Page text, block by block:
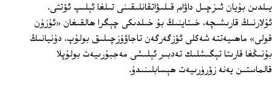
يىلدىن بۇيان ئىزچىل داۋام قىلىۋاتقانلىقىنى تىلغا ئېلىپ ئۆتتى.
ئۇلارنىڭ قارىشىچە، خىتاينىڭ بۇ خىلدىكى چېگرا ھالقىغان «ئۇزۇن
قولى» ماھىيەتتە شەكلى ئۆزگەرگەن تاجاۋۇزچىلىق بولۇپ، دۇنيانىڭ
بۇنىڭغا قارىتا تېگىشلىك تەدبىر ئېلىشى مەجبۇرىيەت بولۇپلا
قالماستىن يەنە زۆرۈرىيەت ھېسابلىنىدۇ.